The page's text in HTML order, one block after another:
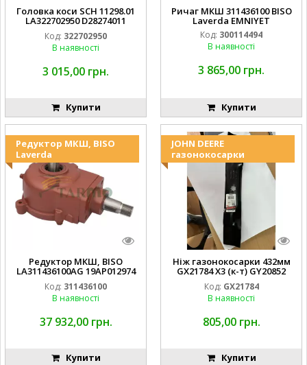
Головка коси SCH 11298.01
LA322702950 D28274011
Код: 322702950
В наявності
3 015,00 грн.
Купити
Ричаг МКШ 311436100 BISO
Laverda EMNIYET
Код: 300114494
В наявності
3 865,00 грн.
Купити
Редуктор МКШ, BISO
Laverda
Редуктор МКШ, BISO
LA311436100AG 19AP012974
Laverda EMNIYET
Код: 311436100
В наявності
37 932,00 грн.
Купити
JOHN DEERE
газонокосарки
Ніж газонокосарки 432мм
GX21784 X3 (к-т) GY20852
AM137757 AM141035
Код: GX21784
В наявності
805,00 грн.
Купити